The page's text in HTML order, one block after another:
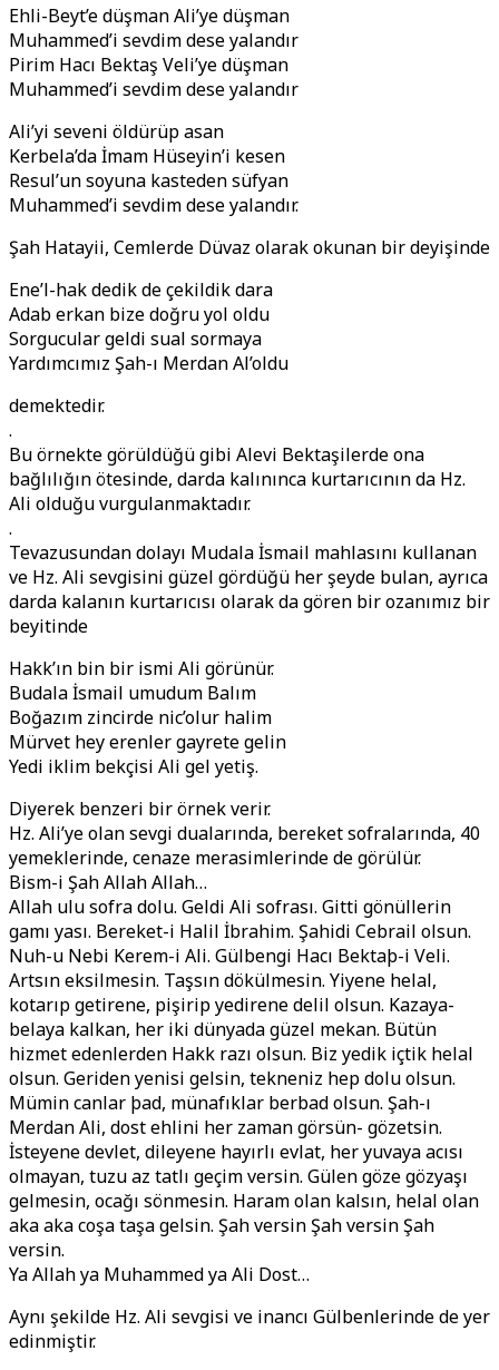
Ehli-Beyt’e düşman Ali’ye düşman
Muhammed’i sevdim dese yalandır
Pirim Hacı Bektaş Veli’ye düşman
Muhammed’i sevdim dese yalandır
Ali’yi seveni öldürüp asan
Kerbela’da İmam Hüseyin’i kesen
Resul’un soyuna kasteden süfyan
Muhammed’i sevdim dese yalandır.
Şah Hatayii, Cemlerde Düvaz olarak okunan bir deyişinde
Ene’l-hak dedik de çekildik dara
Adab erkan bize doğru yol oldu
Sorgucular geldi sual sormaya
Yardımcımız Şah-ı Merdan Al’oldu
demektedir.
.
Bu örnekte görüldüğü gibi Alevi Bektaşilerde ona
bağlılığın ötesinde, darda kalınınca kurtarıcının da Hz.
Ali olduğu vurgulanmaktadır.
.
Tevazusundan dolayı Mudala İsmail mahlasını kullanan
ve Hz. Ali sevgisini güzel gördüğü her şeyde bulan, ayrıca
darda kalanın kurtarıcısı olarak da gören bir ozanımız bir
beyitinde
Hakk’ın bin bir ismi Ali görünür.
Budala İsmail umudum Balım
Boğazım zincirde nic’olur halim
Mürvet hey erenler gayrete gelin
Yedi iklim bekçisi Ali gel yetiş.
Diyerek benzeri bir örnek verir.
Hz. Ali’ye olan sevgi dualarında, bereket sofralarında, 40
yemeklerinde, cenaze merasimlerinde de görülür.
Bism-i Şah Allah Allah…
Allah ulu sofra dolu. Geldi Ali sofrası. Gitti gönüllerin
gamı yası. Bereket-i Halil İbrahim. Şahidi Cebrail olsun.
Nuh-u Nebi Kerem-i Ali. Gülbengi Hacı Bektaþ-i Veli.
Artsın eksilmesin. Taşsın dökülmesin. Yiyene helal,
kotarıp getirene, pişirip yedirene delil olsun. Kazaya-
belaya kalkan, her iki dünyada güzel mekan. Bütün
hizmet edenlerden Hakk razı olsun. Biz yedik içtik helal
olsun. Geriden yenisi gelsin, tekneniz hep dolu olsun.
Mümin canlar þad, münafıklar berbad olsun. Şah-ı
Merdan Ali, dost ehlini her zaman görsün- gözetsin.
İsteyene devlet, dileyene hayırlı evlat, her yuvaya acısı
olmayan, tuzu az tatlı geçim versin. Gülen göze gözyaşı
gelmesin, ocağı sönmesin. Haram olan kalsın, helal olan
aka aka coşa taşa gelsin. Şah versin Şah versin Şah
versin.
Ya Allah ya Muhammed ya Ali Dost…
Aynı şekilde Hz. Ali sevgisi ve inancı Gülbenlerinde de yer
edinmiştir.